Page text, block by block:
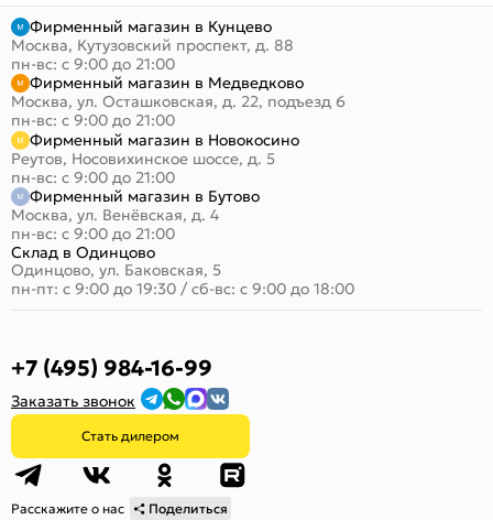
Фирменный магазин в Кунцево
Москва, Кутузовский проспект, д. 88
пн-вс: с 9:00 до 21:00
Фирменный магазин в Медведково
Москва, ул. Осташковская, д. 22, подъезд 6
пн-вс: с 9:00 до 21:00
Фирменный магазин в Новокосино
Реутов, Носовихинское шоссе, д. 5
пн-вс: с 9:00 до 21:00
Фирменный магазин в Бутово
Москва, ул. Венёвская, д. 4
пн-вс: с 9:00 до 21:00
Склад в Одинцово
Одинцово, ул. Баковская, 5
пн-пт: с 9:00 до 19:30 / сб-вс: с 9:00 до 18:00
+7 (495) 984-16-99
Заказать звонок
Стать дилером
Расскажите о нас Поделиться